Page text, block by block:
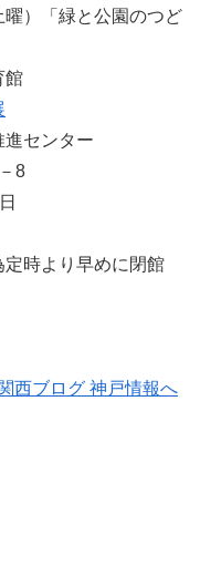
）「緑と公園のつど
館
センター
8
時より早めに閉館